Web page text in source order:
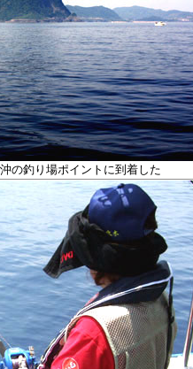
の釣り場ポイントに到着した